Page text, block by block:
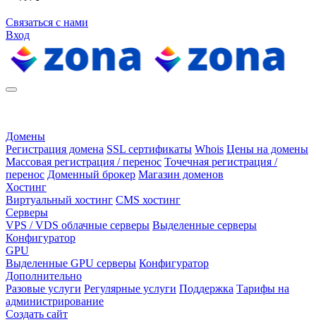
Связаться с нами
Вход
Домены
Регистрация домена SSL сертификаты Whois Цены на домены
Массовая регистрация / перенос Точечная регистрация /
перенос Доменный брокер Магазин доменов
Хостинг
Виртуальный хостинг CMS хостинг
Серверы
VPS / VDS облачные серверы Выделенные серверы
Конфигуратор
GPU
Выделенные GPU серверы Конфигуратор
Дополнительно
Разовые услуги Регулярные услуги Поддержка Тарифы на
администрирование
Создать сайт